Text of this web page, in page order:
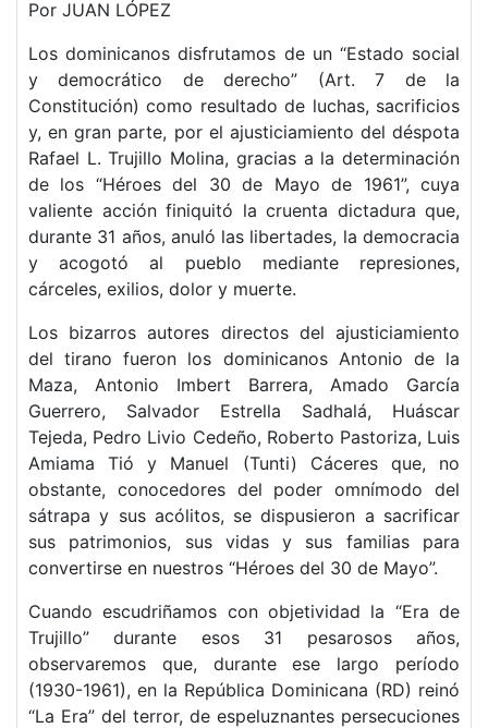
Por JUAN LÓPEZ
Los dominicanos disfrutamos de un “Estado social
y democrático de derecho” (Art. 7 de la
Constitución) como resultado de luchas, sacrificios
y, en gran parte, por el ajusticiamiento del déspota
Rafael L. Trujillo Molina, gracias a la determinación
de los “Héroes del 30 de Mayo de 1961”, cuya
valiente acción finiquitó la cruenta dictadura que,
durante 31 años, anuló las libertades, la democracia
y acogotó al pueblo mediante represiones,
cárceles, exilios, dolor y muerte.
Los bizarros autores directos del ajusticiamiento
del tirano fueron los dominicanos Antonio de la
Maza, Antonio Imbert Barrera, Amado García
Guerrero, Salvador Estrella Sadhalá, Huáscar
Tejeda, Pedro Livio Cedeño, Roberto Pastoriza, Luis
Amiama Tió y Manuel (Tunti) Cáceres que, no
obstante, conocedores del poder omnímodo del
sátrapa y sus acólitos, se dispusieron a sacrificar
sus patrimonios, sus vidas y sus familias para
convertirse en nuestros “Héroes del 30 de Mayo”.
Cuando escudriñamos con objetividad la “Era de
Trujillo” durante esos 31 pesarosos años,
observaremos que, durante ese largo período
(1930-1961), en la República Dominicana (RD) reinó
“La Era” del terror, de espeluznantes persecuciones